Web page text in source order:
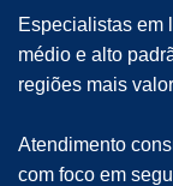
Especialistas em
médio e alto
regiões mais
Atendimento
com foco em